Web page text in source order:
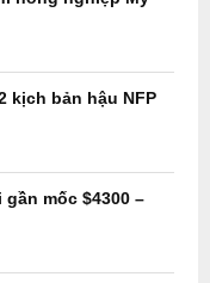
R
H
kịch bản hậu NFP
mốc $4300 –